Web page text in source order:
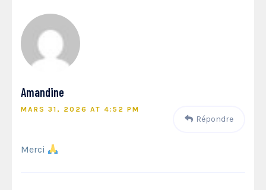
Amandine
MARS 31, 2026 AT 4:52 PM
Répondre
Merci